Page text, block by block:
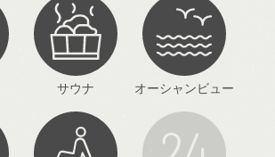
サウナ オーシャンビュー